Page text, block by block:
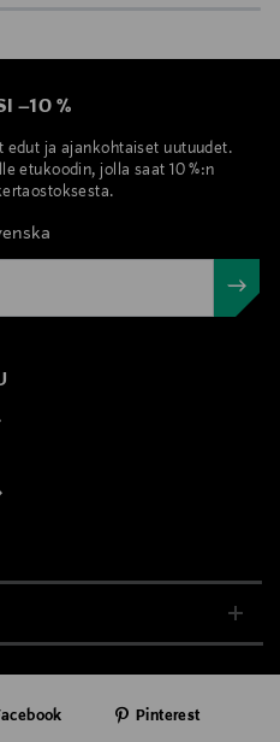
–10 %
edut ja ajankohtaiset uutuudet.
etukoodin, jolla saat 10 %:n
Pinterest